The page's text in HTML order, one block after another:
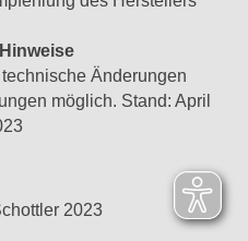
technische Änderungen
möglich. Stand: April
2023